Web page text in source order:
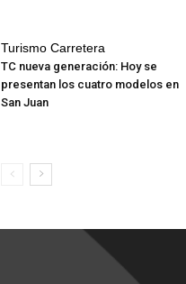
Turismo Carretera
TC nueva generación: Hoy se
presentan los cuatro modelos en
San Juan